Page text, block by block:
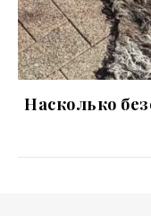
Насколько